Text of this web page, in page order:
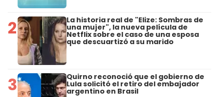
2 La historia real de "Elize: Sombras de
una mujer", la nueva película de
Netflix sobre el caso de una esposa
que descuartizó a su marido
3 Quirno reconoció que el gobierno de
Lula solicitó el retiro del embajador
argentino en Brasil